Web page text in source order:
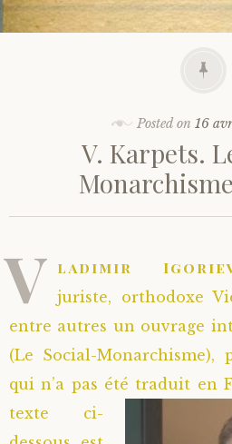
Posted on 16
V. Karpets.
V ladimir
juriste, orthodoxe
entre autres un ouvrage
(Le Social-Monarchisme),
qui n’a pas été traduit en
texte ci-